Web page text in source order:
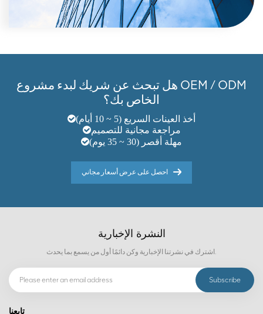
هل تبحث عن شريك لبدء مشروع OEM / ODM
الخاص بك؟
أخذ العينات السريع (5 ~ 10 أيام)
مراجعة مجانية للتصميم
مهلة أقصر (30 ~ 35 يوم)
احصل على عرض أسعار مجاني
النشرة الإخبارية
تابعنا